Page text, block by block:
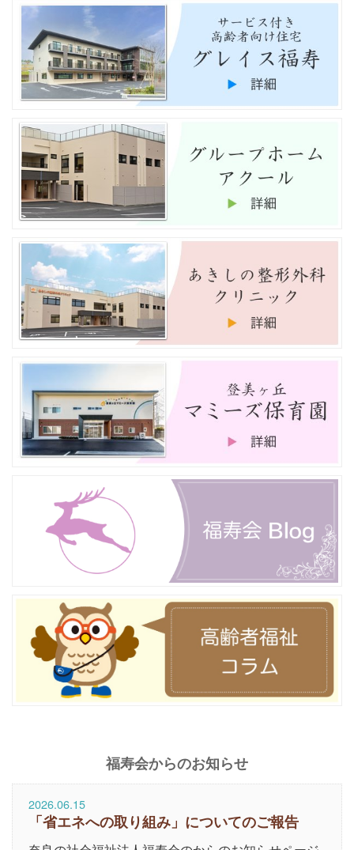
福寿会からのお知らせ
2026.06.15
「省エネへの取り組み」についてのご報告